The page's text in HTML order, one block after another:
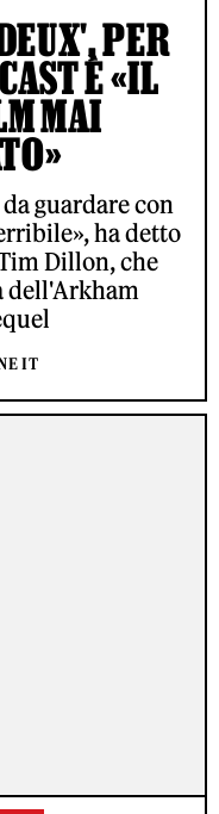
PER
È «IL
MAI
guardare con
ha detto
Dillon, che
dell'Arkham
IT